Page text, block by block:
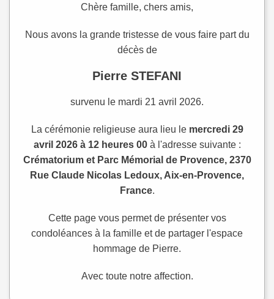
Chère famille, chers amis,
Nous avons la grande tristesse de vous faire part du
décès de
Pierre STEFANI
survenu le mardi 21 avril 2026.
La cérémonie religieuse aura lieu le mercredi 29
avril 2026 à 12 heures 00à l'adresse suivante :
Crématorium et Parc Mémorial de Provence, 2370
Rue Claude Nicolas Ledoux, Aix-en-Provence,
France.
Cette page vous permet de présenter vos
condoléances à la famille et de partager l'espace
hommage de Pierre.
Avec toute notre affection.